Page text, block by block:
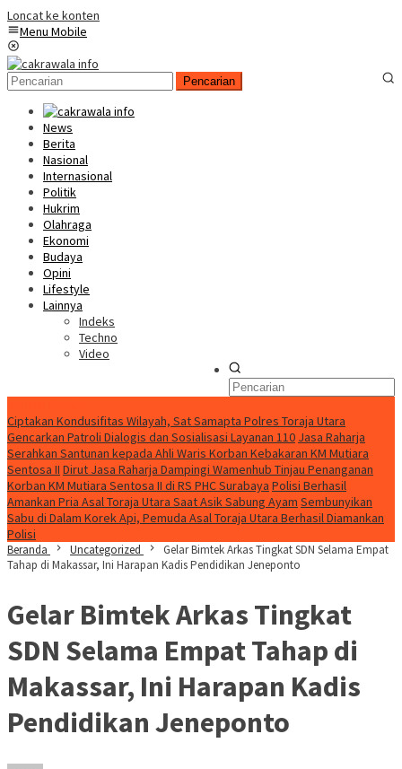
Loncat ke konten
Menu Mobile
Pencarian
News
Berita
Nasional
Internasional
Politik
Hukrim
Olahraga
Ekonomi
Budaya
Opini
Lifestyle
Lainnya
Indeks
Techno
Video
Ciptakan Kondusifitas Wilayah, Sat Samapta Polres Toraja Utara
Gencarkan Patroli Dialogis dan Sosialisasi Layanan 110 Jasa Raharja
Serahkan Santunan kepada Ahli Waris Korban Kebakaran KM Mutiara
Sentosa II Dirut Jasa Raharja Dampingi Wamenhub Tinjau Penanganan
Korban KM Mutiara Sentosa II di RS PHC Surabaya Polisi Berhasil
Amankan Pria Asal Toraja Utara Saat Asik Sabung Ayam Sembunyikan
Sabu di Dalam Korek Api, Pemuda Asal Toraja Utara Berhasil Diamankan
Polisi
Beranda Uncategorized
Gelar Bimtek Arkas Tingkat SDN Selama Empat
Tahap di Makassar, Ini Harapan Kadis Pendidikan Jeneponto
Gelar Bimtek Arkas Tingkat
SDN Selama Empat Tahap di
Makassar, Ini Harapan Kadis
Pendidikan Jeneponto